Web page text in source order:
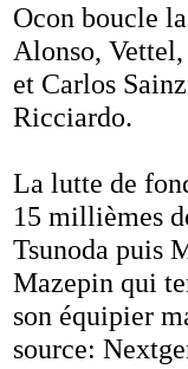
Ocon boucle
Alonso,
et Carlos
Ricciardo.
La lutte de
15 millièmes
Tsunoda puis
Mazepin qui
son équipier
source: